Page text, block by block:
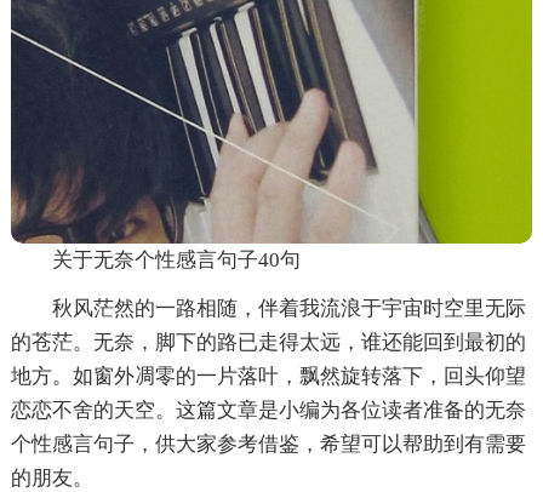
关于无奈个性感言句子40句
秋风茫然的一路相随，伴着我流浪于宇宙时空里无际
的苍茫。无奈，脚下的路已走得太远，谁还能回到最初的
地方。如窗外凋零的一片落叶，飘然旋转落下，回头仰望
恋恋不舍的天空。这篇文章是小编为各位读者准备的无奈
个性感言句子，供大家参考借鉴，希望可以帮助到有需要
的朋友。